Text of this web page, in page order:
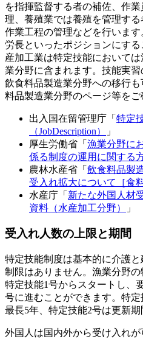
を指揮監督する者の補佐、作
理、養殖業では養殖を管理す
作業工程の管理などを行いま
労長といったポジションにす
産加工業は特定技能において
業分野に含まれます。技能実
飲食料品製造業分野への移行
料品製造業分野のページ等をご
出入国在留管理庁「 特定
（JobDescription）
」
厚生労働省「 漁業分野に
係る制度の運用に関する
農林水産省「 飲食料品製
受入れ拡大について［食
水産庁「 新たな外国人材
資料（水産加工分野）
」
受入れ人数の上限と期間
特定技能制度は基本的に介護
制限はありません。漁業分野の
特定技能1号からスタートし、
号に進むことができます。特
最長5年、特定技能2号は更新期
外国人は国内外から受け入れ